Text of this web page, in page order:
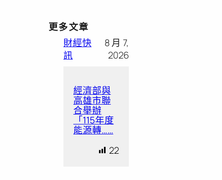
更多文章
財經快
訊
8 月 7,
2026
經濟部與
高雄市聯
合舉辦
「115年度
能源轉……
22